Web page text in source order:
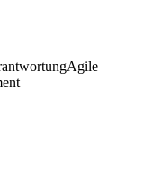
Agile